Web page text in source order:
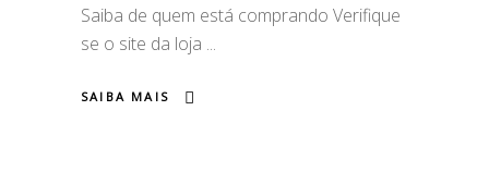
Saiba de quem está comprando Verifique
se o site da loja
SAIBA MAIS